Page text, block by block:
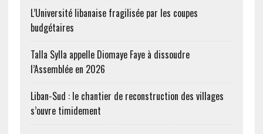
L’Université libanaise fragilisée par les coupes
budgétaires
Talla Sylla appelle Diomaye Faye à dissoudre
l’Assemblée en 2026
Liban-Sud : le chantier de reconstruction des villages
s’ouvre timidement